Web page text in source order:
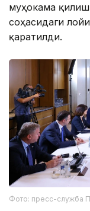
муҳокама
соҳасидаги
қаратилди.
Фото: пресс-служба